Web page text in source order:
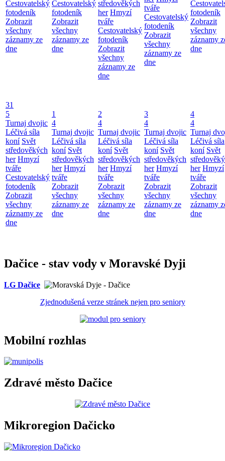
Cestovatelský
fotodeník
Zobrazit
všechny
záznamy ze
dne
Cestovatelský
fotodeník
Zobrazit
všechny
záznamy ze
dne
středověkých
her Hmyzí
tváře
Cestovatelský
fotodeník
Zobrazit
všechny
záznamy ze
dne
tváře
Cestovatelský
fotodeník
Zobrazit
všechny
záznamy ze
dne
fotodeník
Zobrazit
všechny
záznamy
dne
31
5
Turnaj dvojic
Léčivá síla
koní Svět
středověkých
her Hmyzí
tváře
Cestovatelský
fotodeník
Zobrazit
všechny
záznamy ze
dne
1
4
Turnaj dvojic
Léčivá síla
koní Svět
středověkých
her Hmyzí
tváře
Zobrazit
všechny
záznamy ze
dne
2
4
Turnaj dvojic
Léčivá síla
koní Svět
středověkých
her Hmyzí
tváře
Zobrazit
všechny
záznamy ze
dne
3
4
Turnaj dvojic
Léčivá síla
koní Svět
středověkých
her Hmyzí
tváře
Zobrazit
všechny
záznamy ze
dne
4
4
Turnaj
Léčivá síla
koní Svět
her Hmyzí
tváře
Zobrazit
všechny
záznamy
dne
Dačice - stav vody v Moravské Dyji
LG Dačice
Zjednodušená verze stránek nejen pro seniory
Mobilní rozhlas
Zdravé město Dačice
Mikroregion Dačicko